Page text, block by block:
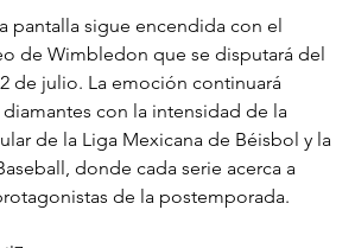
pantalla sigue encendida con el
de Wimbledon que se disputará del
de julio. La emoción continuará
con la intensidad de la
de la Liga Mexicana de Béisbol y la
donde cada serie acerca a
de la postemporada.